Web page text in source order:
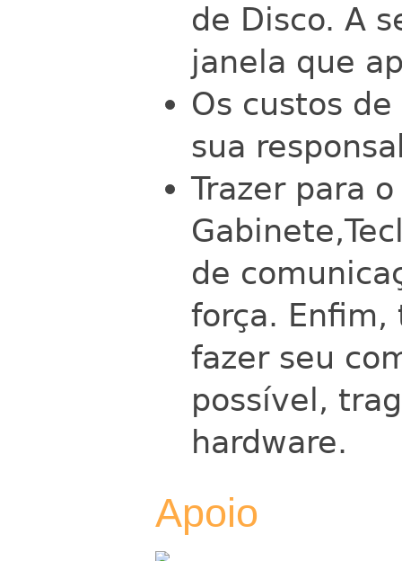
de Disco. A
janela que
Os custos
sua
Trazer para
de
força. Enfim,
fazer seu
possível,
hardware.
Apoio